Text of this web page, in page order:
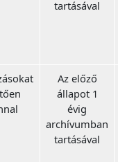
tartásával
Az előző
állapot 1
évig
archívumban
tartásával